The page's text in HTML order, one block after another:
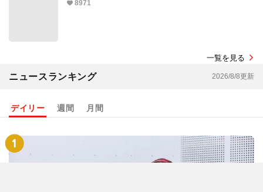
8971
一覧を見る
ニュースランキング 2026/8/8更新
デイリー 週間 月間